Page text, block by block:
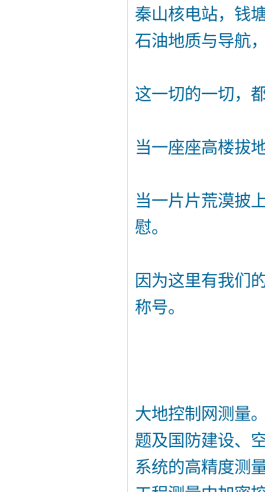
秦山核电站，钱
石油地质与导航
这一切的一切，
当一座座高楼拔
当一片片荒漠披
慰。
因为这里有我们
称号。
大地控制网测量
题及国防建设、
系统的高精度测